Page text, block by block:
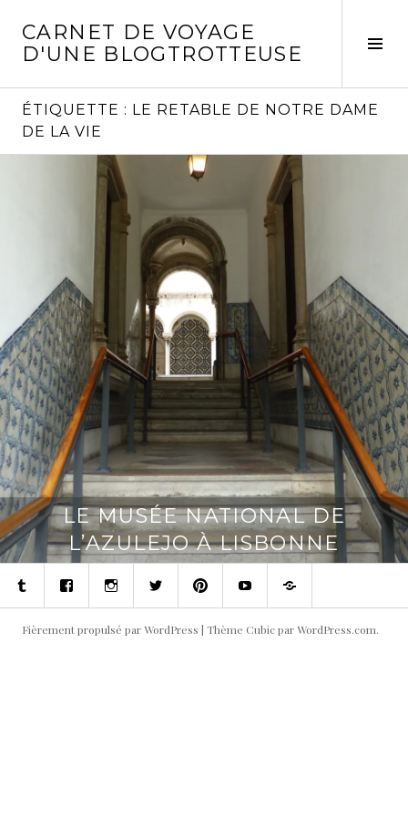
contenu
CARNET DE VOYAGE
D'UNE BLOGTROTTEUSE
ÉTIQUETTE : LE RETABLE DE NOTRE DAME
DE LA VIE
LE MUSÉE NATIONAL DE
L’AZULEJO À LISBONNE
TumblrFacebookInstagramTwitterPinterestYoutubeContact
Fièrement propulsé par WordPress | Thème Cubic parWordPress.com.